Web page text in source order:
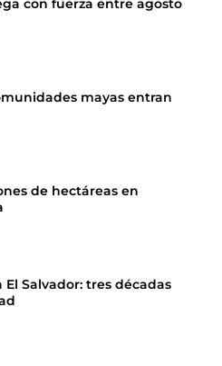
con fuerza entre agosto
mayas entran
de hectáreas en
Salvador: tres décadas